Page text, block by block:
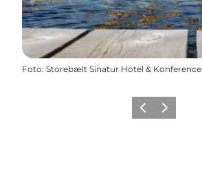
Foto: Storebælt Sinatur Hotel & Konference
Vorige Volgende